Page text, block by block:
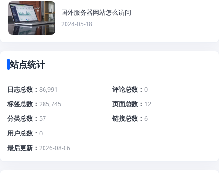
国外服务器网站怎么访问
2024-05-18
站点统计
日志总数 86,991 评论总数
0
标签总数
285,745 页面总数
12
分类总数
57 链接总数
6
用户总数
0
最后更新
2026-08-06